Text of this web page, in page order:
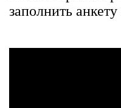
заполнить